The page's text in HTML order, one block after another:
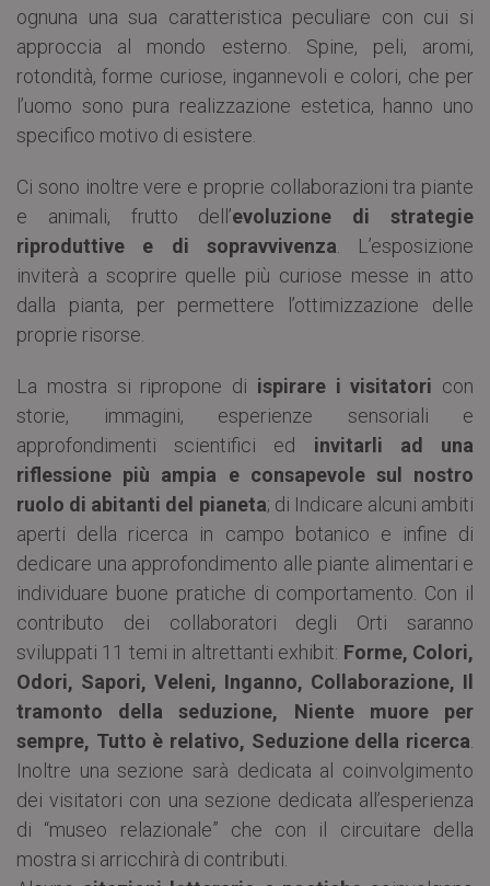
ognuna una sua caratteristica peculiare con cui si
approccia al mondo esterno. Spine, peli, aromi,
rotondità, forme curiose, ingannevoli e colori, che per
l’uomo sono pura realizzazione estetica, hanno uno
specifico motivo di esistere.
Ci sono inoltre vere e proprie collaborazioni tra piante
e animali, frutto dell’evoluzione di strategie
riproduttive
e di sopravvivenza . L’esposizione
inviterà a scoprire quelle più curiose messe in atto
dalla pianta, per permettere l’ottimizzazione delle
proprie risorse.
La mostra si ripropone di ispirare i visitatori con
storie, immagini, esperienze sensoriali e
approfondimenti scientifici ed invitarli ad una
riflessione più ampia e consapevole sul nostro
ruolo di abitanti del pianeta; di Indicare alcuni ambiti
aperti della ricerca in campo botanico e infine di
dedicare una approfondimento alle piante alimentari e
individuare buone pratiche di comportamento. Con il
contributo dei collaboratori degli Orti saranno
sviluppati 11 temi in altrettanti exhibit: Forme, Colori,
Odori, Sapori, Veleni, Inganno, Collaborazione, Il
tramonto della seduzione, Niente muore per
sempre, Tutto è relativo, Seduzione della ricerca
Inoltre una sezione sarà dedicata al coinvolgimento
dei visitatori con una sezione dedicata all’esperienza
di “museo relazionale” che con il circuitare della
mostra si arricchirà di contributi.